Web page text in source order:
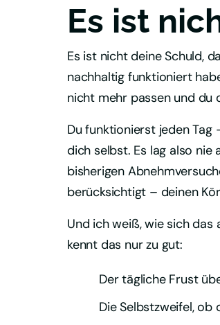
Es ist
Es ist nicht deine Schuld,
nachhaltig funktioniert
nicht mehr passen und du
Du funktionierst jeden Tag
dich selbst. Es lag also nie
bisherigen
berücksichtigt – deinen
Und ich weiß, wie sich
kennt das nur zu gut:
Der tägliche Frust
Die Selbstzweifel,